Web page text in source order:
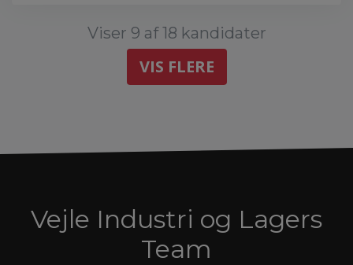
Viser 9 af 18 kandidater
VIS FLERE
Vejle Industri og Lagers
Team